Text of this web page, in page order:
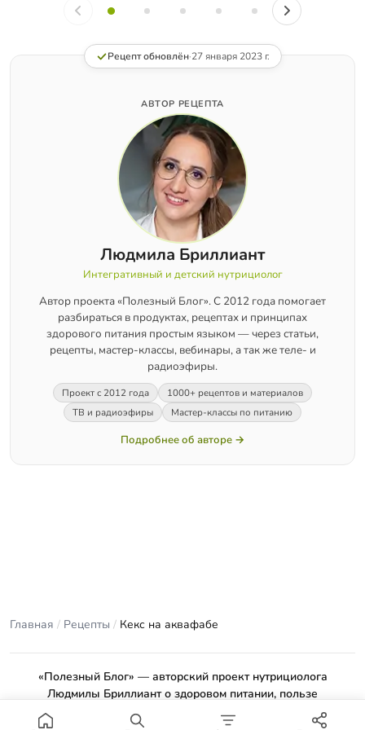
Рецепт обновлён·27 января 2023 г.
АВТОР РЕЦЕПТА
Людмила Бриллиант
Интегративный и детский нутрициолог
Автор проекта «Полезный Блог». С 2012 года помогает
разбираться в продуктах, рецептах и принципах
здорового питания простым языком — через статьи,
рецепты, мастер-классы, вебинары, а так же теле- и
радиоэфиры.
Проект с 2012 года
1000+ рецептов и материалов
ТВ и радиоэфиры
Мастер-классы по питанию
Подробнее об авторе →
Главная / Рецепты / Кекс на аквафабе
«Полезный Блог» — авторский проект нутрициолога
Людмилы Бриллиант о здоровом питании, пользе
продуктов и проверенных рецептах.